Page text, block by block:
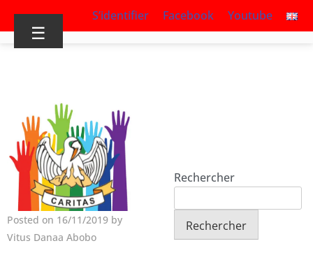
S’identifier Facebook Youtube
☰
Posted on 16/11/2019 by
Vitus Danaa Abobo
Rechercher
Rechercher